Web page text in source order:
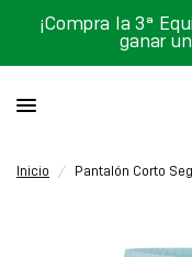
¡Compra la 3ª
ganar
Inicio / Pantalón Corto